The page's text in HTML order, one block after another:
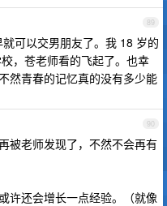
89
可以交男朋友了。我 18 岁的
，苍老师看的飞起了。也幸
然青春的记忆真的没有多少能
90
被老师发现了，不然不会再有
许还会增长一点经验。（就像